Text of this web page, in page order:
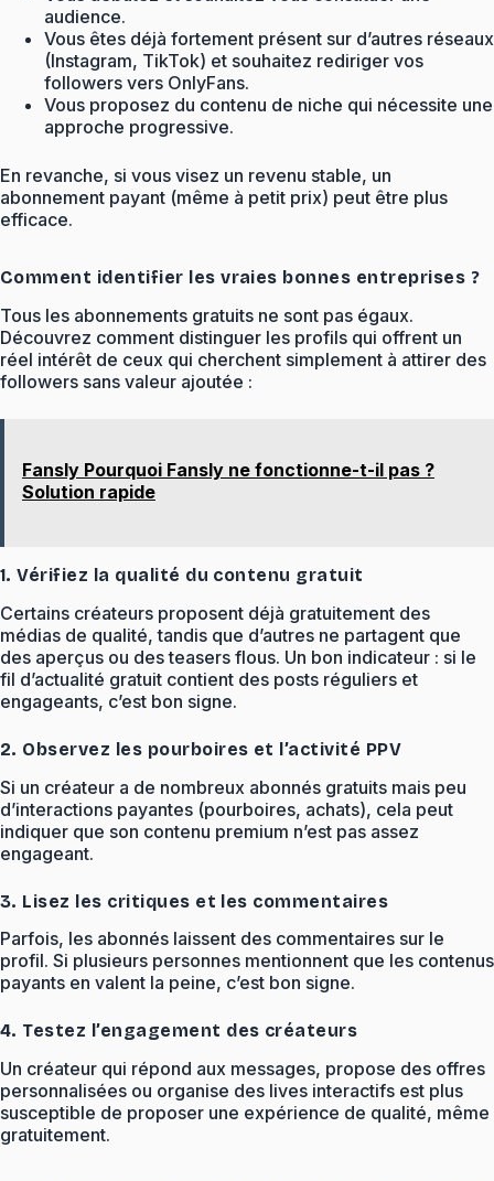
audience.
Vous êtes déjà fortement présent sur d’autres réseaux
(Instagram, TikTok) et souhaitez rediriger vos
followers vers OnlyFans.
Vous proposez du contenu de niche qui nécessite une
approche progressive.
En revanche, si vous visez un revenu stable, un
abonnement payant (même à petit prix) peut être plus
efficace.
Comment identifier les vraies bonnes entreprises ?
Tous les abonnements gratuits ne sont pas égaux.
Découvrez comment distinguer les profils qui offrent un
réel intérêt de ceux qui cherchent simplement à attirer des
followers sans valeur ajoutée :
Fansly Pourquoi Fansly ne fonctionne-t-il pas ?
Solution rapide
1. Vérifiez la qualité du contenu gratuit
Certains créateurs proposent déjà gratuitement des
médias de qualité, tandis que d’autres ne partagent que
des aperçus ou des teasers flous. Un bon indicateur : si le
fil d’actualité gratuit contient des posts réguliers et
engageants, c’est bon signe.
2. Observez les pourboires et l’activité PPV
Si un créateur a de nombreux abonnés gratuits mais peu
d’interactions payantes (pourboires, achats), cela peut
indiquer que son contenu premium n’est pas assez
engageant.
3. Lisez les critiques et les commentaires
Parfois, les abonnés laissent des commentaires sur le
profil. Si plusieurs personnes mentionnent que les contenus
payants en valent la peine, c’est bon signe.
4. Testez l’engagement des créateurs
Un créateur qui répond aux messages, propose des offres
personnalisées ou organise des lives interactifs est plus
susceptible de proposer une expérience de qualité, même
gratuitement.